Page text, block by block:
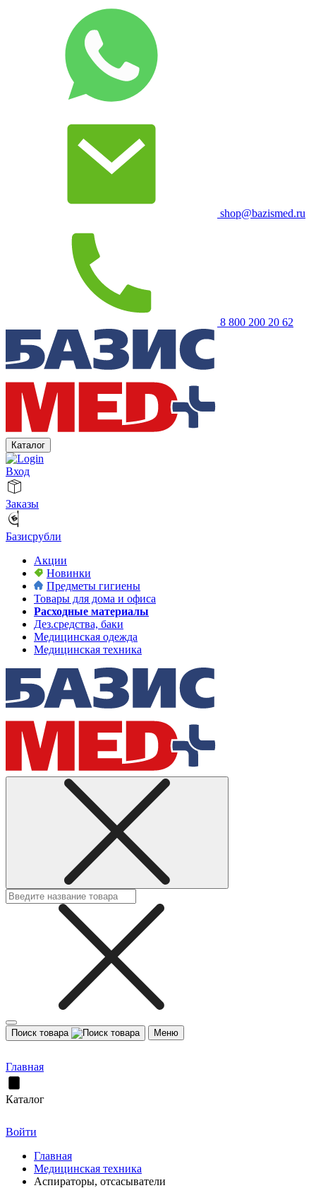
shop@bazismed.ru
8 800 200 20 62
Каталог
Вход
Заказы
Базисрубли
Акции
Новинки
Предметы гигиены
Товары для дома и офиса
Расходные материалы
Дез.средства, баки
Медицинская одежда
Медицинская техника
Поиск товара Меню
Главная
Каталог
Войти
Главная
Медицинская техника
Аспираторы, отсасыватели